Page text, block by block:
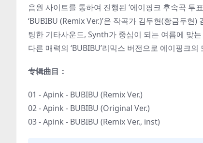
음원 사이트를 통하여 진행된 ‘에이핑크 후속곡 투
‘BUBIBU (Remix Ver.)’은 작곡가 김두현(황금두
팅한 기타사운드, Synth가 중심이 되는 여름에 맞
다른 매력의 ‘BUBIBU’리믹스 버전으로 에이핑크
专辑曲目：
01 - Apink - BUBIBU (Remix Ver.)
02 - Apink - BUBIBU (Original Ver.)
03 - Apink - BUBIBU (Remix Ver., inst)